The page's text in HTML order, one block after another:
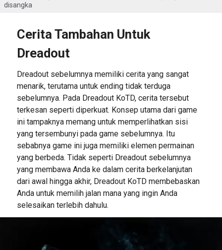
disangka
Cerita Tambahan Untuk
Dreadout
Dreadout sebelumnya memiliki cerita yang sangat
menarik, terutama untuk ending tidak terduga
sebelumnya. Pada Dreadout KoTD, cerita tersebut
terkesan seperti diperkuat. Konsep utama dari game
ini tampaknya memang untuk memperlihatkan sisi
yang tersembunyi pada game sebelumnya. Itu
sebabnya game ini juga memiliki elemen permainan
yang berbeda. Tidak seperti Dreadout sebelumnya
yang membawa Anda ke dalam cerita berkelanjutan
dari awal hingga akhir, Dreadout KoTD membebaskan
Anda untuk memilih jalan mana yang ingin Anda
selesaikan terlebih dahulu.